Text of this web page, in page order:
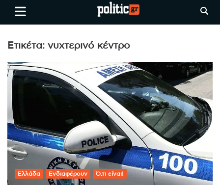
Skip
Ειδήσεις απο τη
Θεσσαλονίκη, την Ελλάδα και
όλο τον Κόσμο
politic.gr
Ετικέτα: νυχτερινό κέντρο
Ελλάδα Ενδιαφέρουν Ό,τι είναι!